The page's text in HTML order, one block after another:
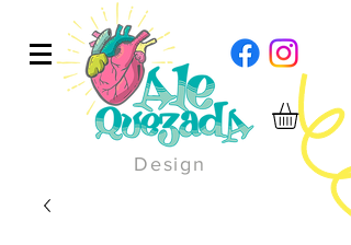
Design